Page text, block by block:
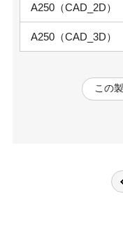
A250（CAD_2D）
A250（CAD_3D）
この